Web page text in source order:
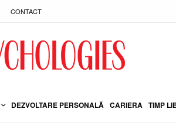
CONTACT
DEZVOLTARE PERSONALĂ CARIERA TIMP